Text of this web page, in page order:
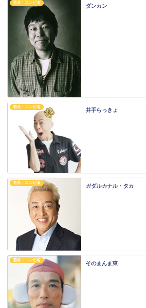
芸名・コンビ名
ダンカン
芸名・コンビ名
井手らっきょ
芸名・コンビ名
ガダルカナル・タカ
芸名・コンビ名
そのまんま東